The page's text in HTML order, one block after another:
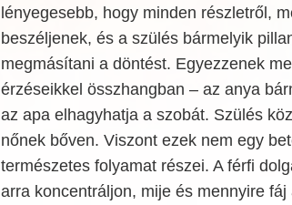
lényegesebb, hogy minden részletről,
beszéljenek, és a szülés bármelyik
megmásítani a döntést. Egyezzenek
érzéseikkel összhangban – az anya
az apa elhagyhatja a szobát. Szülés
nőnek bőven. Viszont ezek nem egy
természetes folyamat részei. A férfi
arra koncentráljon, mije és mennyire